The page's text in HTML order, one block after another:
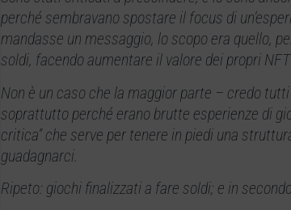
perché sembravano spostare il focus di
mandasse un messaggio, lo scopo era quello,
soldi, facendo aumentare il valore dei propri
Non è un caso che la maggior parte – credo
soprattutto perché erano brutte esperienze di
critica” che serve per tenere in piedi una
guadagnarci.
Ripeto: giochi finalizzati a fare soldi; e in